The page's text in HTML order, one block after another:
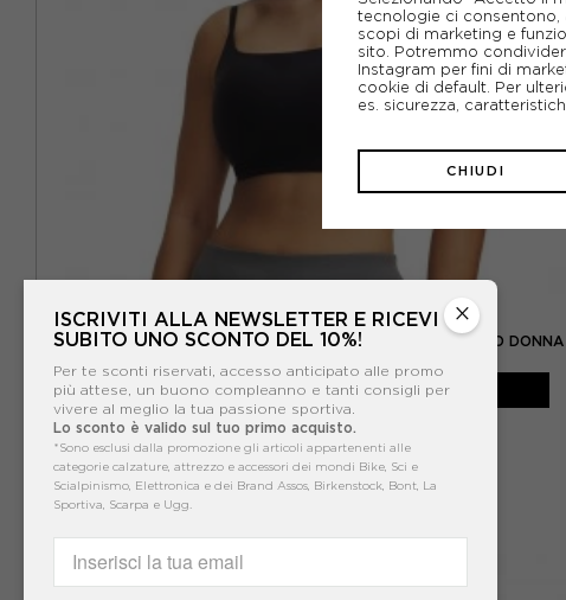
UNDER ARMOUR
UNDER ARMOUR REGGISENO SPORTIVO OPEN BACK NERO DONNA
-30% 38,50€
55,00€
×
ISCRIVITI ALLA NEWSLETTER E RICEVI
SUBITO UNO SCONTO DEL 10%!
Per te sconti riservati, accesso anticipato alle promo
più attese, un buono compleanno e tanti consigli per
vivere al meglio la tua passione sportiva.
Lo sconto è valido sul tuo primo acquisto.
*Sono esclusi dalla promozione gli articoli appartenenti alle
categorie calzature, attrezzo e accessori dei mondi Bike, Sci e
Scialpinismo, Elettronica e dei Brand Assos, Birkenstock, Bont, La
Sportiva, Scarpa e Ugg.
tecnologie ci
scopi di marketing e
sito. Potremmo
Instagram per fini di
cookie di default. Per
es. sicurezza,
CHIUDI